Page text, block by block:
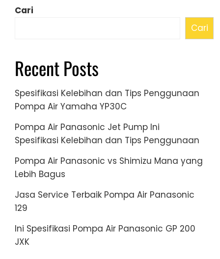
Cari
Cari
Recent Posts
Spesifikasi Kelebihan dan Tips Penggunaan
Pompa Air Yamaha YP30C
Pompa Air Panasonic Jet Pump Ini
Spesifikasi Kelebihan dan Tips Penggunaan
Pompa Air Panasonic vs Shimizu Mana yang
Lebih Bagus
Jasa Service Terbaik Pompa Air Panasonic
129
Ini Spesifikasi Pompa Air Panasonic GP 200
JXK